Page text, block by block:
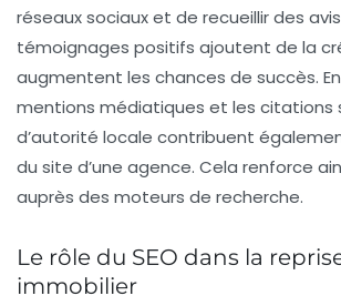
réseaux sociaux et de recueillir des
témoignages positifs ajoutent de la
augmentent les chances de succès.
mentions médiatiques et les citations
d’autorité locale contribuent
du site d’une agence. Cela renforce
auprès des moteurs de recherche.
Le rôle du SEO dans la
immobilier